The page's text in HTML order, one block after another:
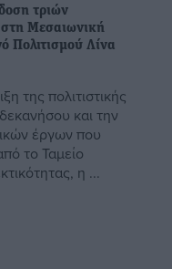
τριών
Μεσαιωνική
Πολιτισμού Λίνα
της πολιτιστικής
και την
έργων που
το Ταμείο
η ...